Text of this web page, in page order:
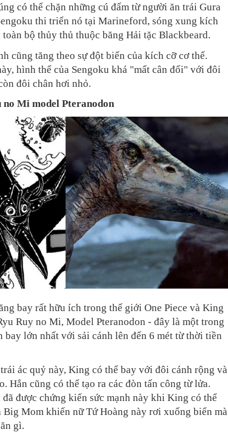
có thể chặn những cú đấm từ người ăn trái Gura
thi triển nó tại Marineford, sóng xung kích
bộ thủy thủ thuộc băng Hải tặc Blackbeard.
cũng tăng theo sự đột biến của kích cỡ cơ thể.
hình thể của Sengoku khá "mất cân đối" với đôi
đôi chân hơi nhỏ.
no Mi model Pteranodon
bay rất hữu ích trong thế giới One Piece và King
Ruy no Mi, Model Pteranodon - đây là một trong
bay lớn nhất với sải cánh lên đến 6 mét từ thời tiền
ác quỷ này, King có thể bay với đôi cánh rộng và
Hắn cũng có thể tạo ra các đòn tấn công từ lửa.
đã được chứng kiến sức mạnh này khi King có thể
Big Mom khiến nữ Tứ Hoàng này rơi xuống biển mà
gì.